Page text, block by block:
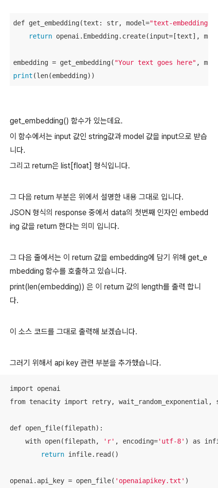
def get_embedding(text: str, model="text-embedding-
return openai.Embedding.create(input=[text],
embedding = get_embedding( "Your text goes here" ,
print (len(embedding))
get_embedding() 함수가 있는데요.
이 함수에서는 input 값인 string값과 model 값을 input으로 받습
니다.
그리고 return은 list[float] 형식입니다.
그 다음 return 부분은 위에서 설명한 내용 그대로 입니다.
JSON 형식의 response 중에서 data의 첫번째 인자인 embedd
ing 값을 return 한다는 의미 입니다.
그 다음 줄에서는 이 return 값을 embedding에 담기 위해 get_e
mbedding 함수를 호출하고 있습니다.
print(len(embedding)) 은 이 return 값의 length를 출력 합니
다.
이 소스 코드를 그대로 출력해 보겠습니다.
그러기 위해서 api key 관련 부분을 추가했습니다.
import openai
from tenacity import retry, wait_random_exponential,
def open_file(filepath):
    with open(filepath,
'r' , encoding='utf-8' ) as
return infile.read()
openai.api_key = open_file( 'openaiapikey.txt' )